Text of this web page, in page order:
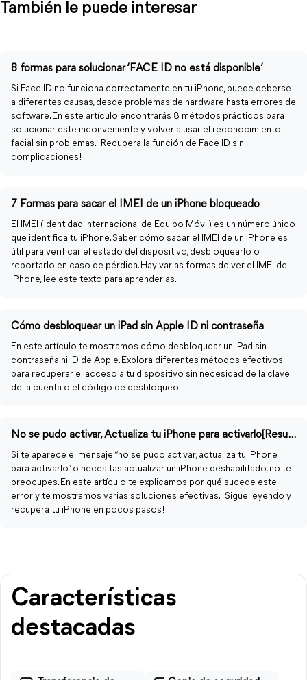
También le puede interesar
8 formas para solucionar ‘FACE ID no está disponible’
Si Face ID no funciona correctamente en tu iPhone, puede deberse
a diferentes causas, desde problemas de hardware hasta errores de
software. En este artículo encontrarás 8 métodos prácticos para
solucionar este inconveniente y volver a usar el reconocimiento
facial sin problemas. ¡Recupera la función de Face ID sin
complicaciones!
7 Formas para sacar el IMEI de un iPhone bloqueado
El IMEI (Identidad Internacional de Equipo Móvil) es un número único
que identifica tu iPhone. Saber cómo sacar el IMEI de un iPhone es
útil para verificar el estado del dispositivo, desbloquearlo o
reportarlo en caso de pérdida. Hay varias formas de ver el IMEI de
iPhone, lee este texto para aprenderlas.
Cómo desbloquear un iPad sin Apple ID ni contraseña
En este artículo te mostramos cómo desbloquear un iPad sin
contraseña ni ID de Apple. Explora diferentes métodos efectivos
para recuperar el acceso a tu dispositivo sin necesidad de la clave
de la cuenta o el código de desbloqueo.
No se pudo activar, Actualiza tu iPhone para activarlo[Resuelto]
Si te aparece el mensaje “no se pudo activar, actualiza tu iPhone
para activarlo” o necesitas actualizar un iPhone deshabilitado, no te
preocupes. En este artículo te explicamos por qué sucede este
error y te mostramos varias soluciones efectivas. ¡Sigue leyendo y
recupera tu iPhone en pocos pasos!
Características
destacadas